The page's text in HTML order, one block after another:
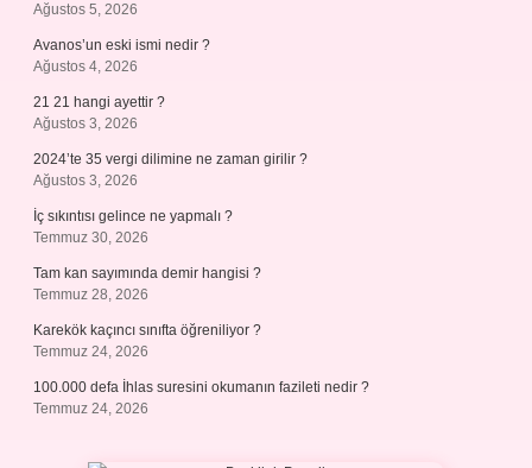
Ağustos 5, 2026
Avanos’un eski ismi nedir ?
Ağustos 4, 2026
21 21 hangi ayettir ?
Ağustos 3, 2026
2024’te 35 vergi dilimine ne zaman girilir ?
Ağustos 3, 2026
İç sıkıntısı gelince ne yapmalı ?
Temmuz 30, 2026
Tam kan sayımında demir hangisi ?
Temmuz 28, 2026
Karekök kaçıncı sınıfta öğreniliyor ?
Temmuz 24, 2026
100.000 defa İhlas suresini okumanın fazileti nedir ?
Temmuz 24, 2026